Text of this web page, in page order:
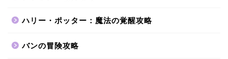
ハリー・ポッター：魔法の覚醒攻略
バンの冒険攻略